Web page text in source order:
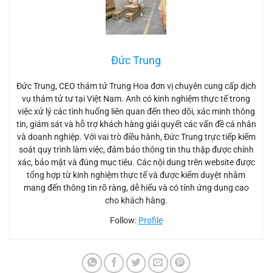
Đức Trung
Đức Trung, CEO thám tử Trung Hoa đơn vị chuyên cung cấp dịch
vụ thám tử tư tại Việt Nam. Anh có kinh nghiệm thực tế trong
việc xử lý các tình huống liên quan đến theo dõi, xác minh thông
tin, giám sát và hỗ trợ khách hàng giải quyết các vấn đề cá nhân
và doanh nghiệp. Với vai trò điều hành, Đức Trung trực tiếp kiểm
soát quy trình làm việc, đảm bảo thông tin thu thập được chính
xác, bảo mật và đúng mục tiêu. Các nội dung trên website được
tổng hợp từ kinh nghiệm thực tế và được kiểm duyệt nhằm
mang đến thông tin rõ ràng, dễ hiểu và có tính ứng dụng cao
cho khách hàng.
Follow: Profile